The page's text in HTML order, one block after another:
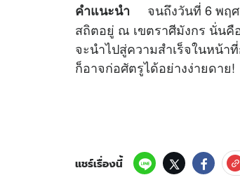
คำแนะนำ จนถึงวันที่ 6 พฤศ
สถิตอยู่ ณ เขตราศีมังกร นั่น
จะนำไปสู่ความสำเร็จในหน้
ก็อาจก่อศัตรูได้อย่างง่ายดาย!
แชร์เรื่องนี้